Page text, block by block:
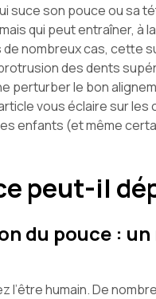
suce son pouce ou sa
qui peut entraîner, à
nombreux cas, cette
des dents
perturber le bon
vous éclaire sur
enfants (et même
peut-il
du pouce :
l’être humain. De